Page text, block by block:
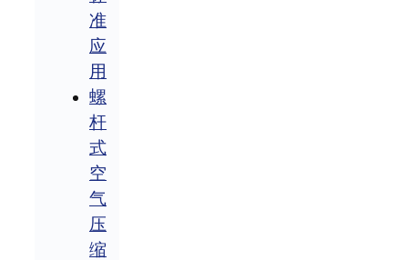
准
应
用
螺
杆
式
空
气
压
缩